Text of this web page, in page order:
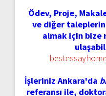
Ödev, Proje,
ve diğer
almak için bize
İşleriniz Ankara'da
referansı ile,